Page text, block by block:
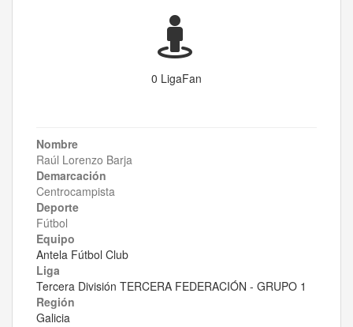
0 LigaFan
Nombre
Raúl Lorenzo Barja
Demarcación
Centrocampista
Deporte
Fútbol
Equipo
Antela Fútbol Club
Liga
Tercera División TERCERA FEDERACIÓN - GRUPO 1
Región
Galicia